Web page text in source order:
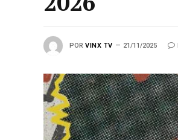
POR VINX TV 21/11/2025